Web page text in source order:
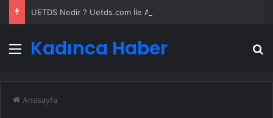
Menü
Kadınca Haber
Anasayfa